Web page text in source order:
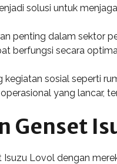
solusi untuk
penting dalam sektor
berfungsi secara
sosial seperti
yang lancar,
Genset
Lovol dengan